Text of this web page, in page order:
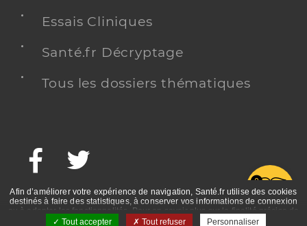
Essais Cliniques
Santé.fr Décryptage
Tous les dossiers thématiques
Facebook
Afin d’améliorer votre expérience de navigation, Santé.fr utilise des cookies
destinés à faire des statistiques, à conserver vos informations de connexion
ou à adapter les fonctionnalités. Pour en savoir plus sur la finalité précise de
ces cookies, nous vous invitons à prendre connaissance de la politique de
Tout accepter Tout refuser Personnaliser